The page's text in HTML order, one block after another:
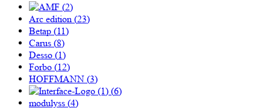
(2)
Arc edition (23)
Betap (11)
Carus (8)
Desso (1)
Forbo (12)
HOFFMANN (3)
(6)
modulyss (4)